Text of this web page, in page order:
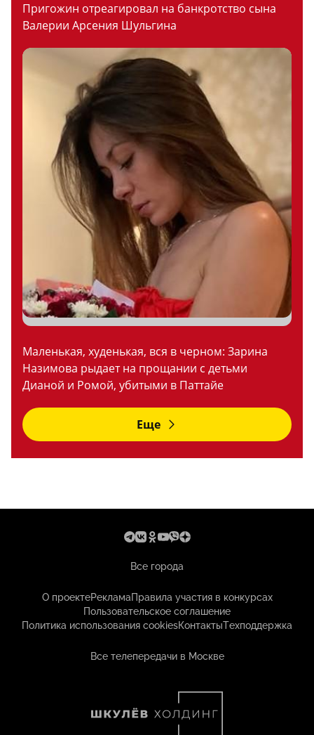
Пригожин отреагировал на банкротство сына
Валерии Арсения Шульгина
Маленькая, худенькая, вся в черном: Зарина
Назимова рыдает на прощании с детьми
Дианой и Ромой, убитыми в Паттайе
Еще
Все города
О проектеРекламаПравила участия в конкурсах
Пользовательское соглашение
Политика использования cookiesКонтактыТехподдержка
Все телепередачи в Москве